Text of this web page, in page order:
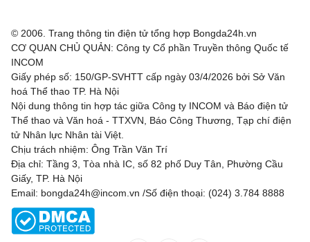
© 2006. Trang thông tin điện tử tổng hợp Bongda24h.vn
CƠ QUAN CHỦ QUẢN: Công ty Cổ phần Truyền thông Quốc tế
INCOM
Giấy phép số: 150/GP-SVHTT cấp ngày 03/4/2026 bởi Sở Văn
hoá Thể thao TP. Hà Nội
Nội dung thông tin hợp tác giữa Công ty INCOM và Báo điện tử
Thể thao và Văn hoá - TTXVN, Báo Công Thương, Tạp chí điện
tử Nhân lực Nhân tài Việt.
Chịu trách nhiệm: Ông Trần Văn Trí
Địa chỉ: Tầng 3, Tòa nhà IC, số 82 phố Duy Tân, Phường Cầu
Giấy, TP. Hà Nội
Email: bongda24h@incom.vn /Số điện thoại: (024) 3.784 8888